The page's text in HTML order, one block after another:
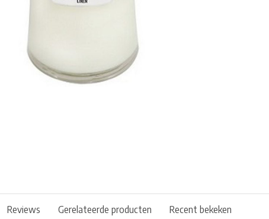
Reviews Gerelateerde producten Recent bekeken